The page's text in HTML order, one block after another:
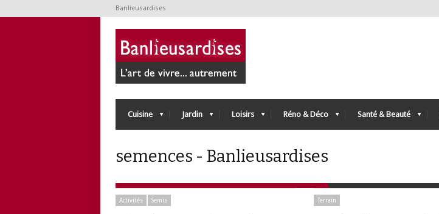
Banlieusardises
Cuisine Jardin Loisirs Réno & Déco Santé & Beauté
semences - Banlieusardises
Activités Semis Terrain